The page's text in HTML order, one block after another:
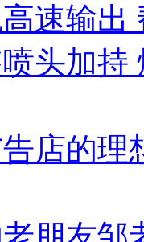
速输出
头加持
店的理